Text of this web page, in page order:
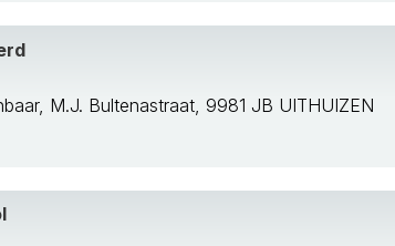
M.J. Bultenastraat, 9981 JB UITHUIZEN